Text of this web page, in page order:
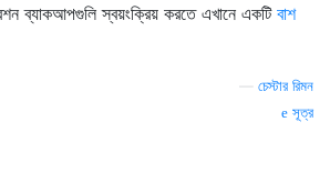
ব্যাকআপগুলি স্বয়ংক্রিয় করতে এখানে একটি বাশ
চেস্টার রিমন
সূত্র